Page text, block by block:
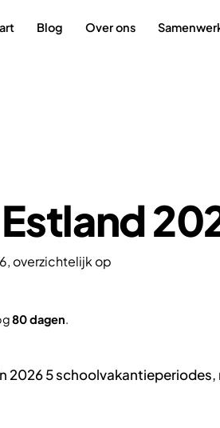
Blog Over ons
overzichtelijk op
80 dagen.
2026 5